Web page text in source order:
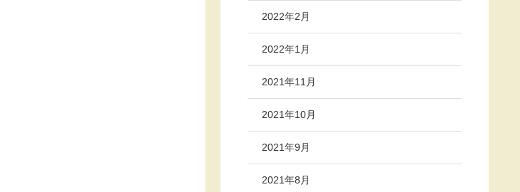
2022年2月
2022年1月
2021年11月
2021年10月
2021年9月
2021年8月